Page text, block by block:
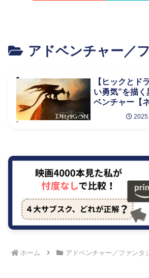
アドベンチャー／
【ヒックとド
い勇気”を描
ベンチャー【
ホーム アドベンチャー／ファンタ